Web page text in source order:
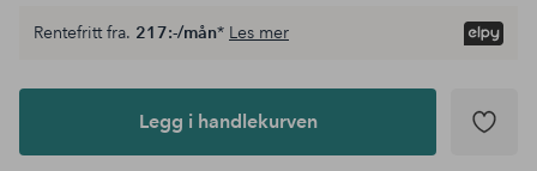
Legg i
Rentefritt fra. 217:-/mån* Les mer
Legg i handlekurven